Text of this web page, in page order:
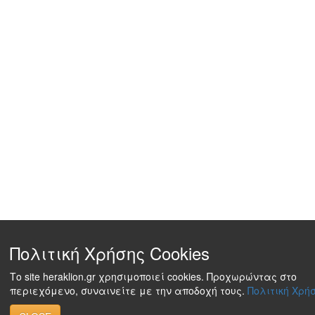
Πολιτική Χρήσης Cookies
Το site heraklion.gr χρησιμοποιεί cookies. Προχωρώντας στο
περιεχόμενο, συναινείτε με την αποδοχή τους. Πολιτική